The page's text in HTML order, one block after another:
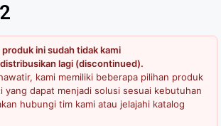
produk ini sudah tidak kami
lagi (discontinued).
kami memiliki beberapa pilihan produk
yang dapat menjadi solusi sesuai kebutuhan
hubungi tim kami atau jelajahi katalog